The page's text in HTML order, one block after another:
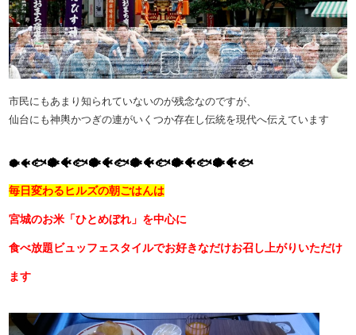
市民にもあまり知られていないのが残念なのですが、
仙台にも神輿かつぎの連がいくつか存在し伝統を現代へ伝えています
🐡🐠🐟🐡🐠🐟🐡🐠🐟🐡🐠🐟🐡🐠🐟🐡🐠🐟
毎日変わるヒルズの朝ごはんは
宮城のお米「ひとめぼれ」を中心に
食べ放題ビュッフェスタイルでお好きなだけお召し上がりいただけ
ます